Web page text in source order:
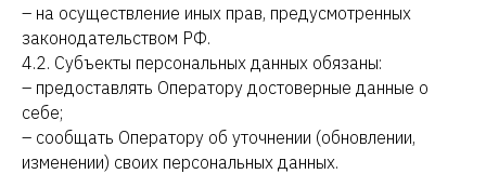
– на осуществление иных прав, предусмотренных
законодательством РФ.
4.2. Субъекты персональных данных обязаны:
– предоставлять Оператору достоверные данные о
себе;
– сообщать Оператору об уточнении (обновлении,
изменении) своих персональных данных.